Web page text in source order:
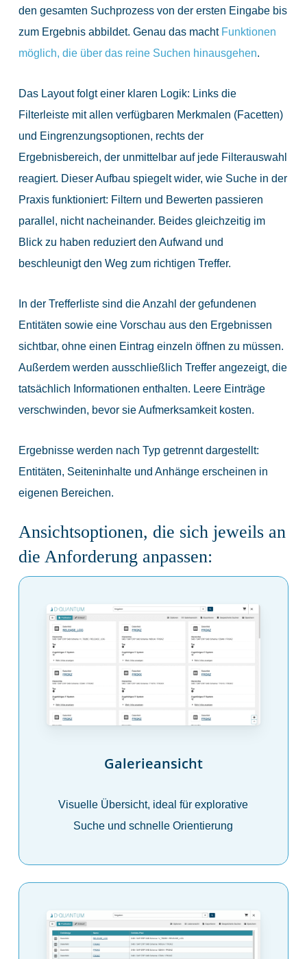
den gesamten Suchprozess von der ersten Eingabe bis
zum Ergebnis abbildet. Genau das macht Funktionen
möglich, die über das reine Suchen hinausgehen.
Das Layout folgt einer klaren Logik: Links die
Filterleiste mit allen verfügbaren Merkmalen (Facetten)
und Eingrenzungsoptionen, rechts der
Ergebnisbereich, der unmittelbar auf jede Filterauswahl
reagiert. Dieser Aufbau spiegelt wider, wie Suche in der
Praxis funktioniert: Filtern und Bewerten passieren
parallel, nicht nacheinander. Beides gleichzeitig im
Blick zu haben reduziert den Aufwand und
beschleunigt den Weg zum richtigen Treffer.
In der Trefferliste sind die Anzahl der gefundenen
Entitäten sowie eine Vorschau aus den Ergebnissen
sichtbar, ohne einen Eintrag einzeln öffnen zu müssen.
Außerdem werden ausschließlich Treffer angezeigt, die
tatsächlich Informationen enthalten. Leere Einträge
verschwinden, bevor sie Aufmerksamkeit kosten.
Ergebnisse werden nach Typ getrennt dargestellt:
Entitäten, Seiteninhalte und Anhänge erscheinen in
eigenen Bereichen.
Ansichtsoptionen, die sich jeweils an
die Anforderung anpassen:
Galerieansicht
Visuelle Übersicht, ideal für explorative
Suche und schnelle Orientierung